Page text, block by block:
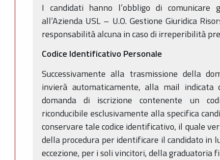
I candidati hanno l’obbligo di
all’Azienda USL – U.O. Gestione Giuridica
responsabilità alcuna in caso di irreperibilità
Codice Identificativo Personale
Successivamente alla trasmissione della
invierà automaticamente, alla mail
domanda di iscrizione contenente un
riconducibile esclusivamente alla specifica
conservare tale codice identificativo, il quale
della procedura per identificare il candidato in
eccezione, per i soli vincitori, della graduatoria